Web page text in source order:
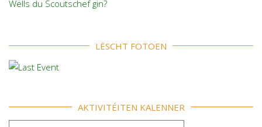
Wëlls du Scoutschef gin?
LËSCHT FOTOEN
AKTIVITÉITEN KALENNER